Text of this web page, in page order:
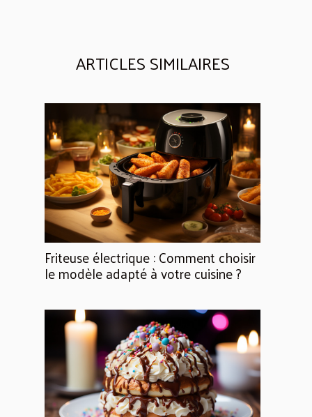
ARTICLES SIMILAIRES
Friteuse électrique : Comment choisir
le modèle adapté à votre cuisine ?